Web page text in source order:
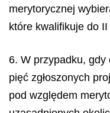
merytorycznej
które kwalifikuje do
6. W przypadku, gdy
pięć zgłoszonych
pod względem